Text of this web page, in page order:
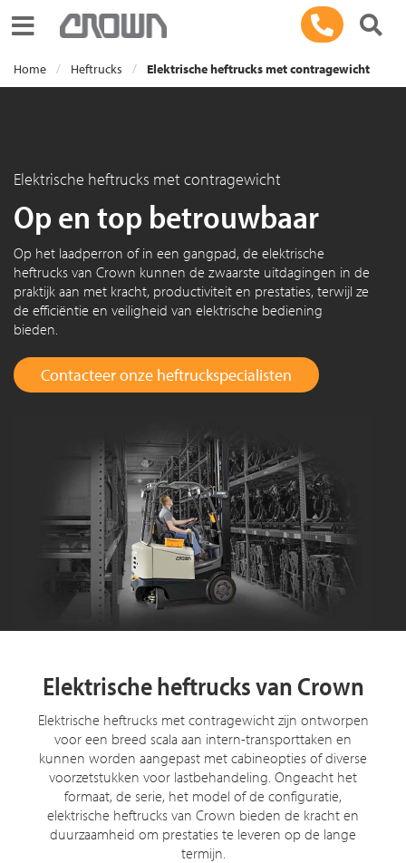
Toggle navigation
Home Heftrucks Elektrische heftrucks met contragewicht
Elektrische heftrucks met contragewicht
Op en top betrouwbaar
Op het laadperron of in een gangpad, de elektrische
heftrucks van Crown kunnen de zwaarste uitdagingen in de
praktijk aan met kracht, productiviteit en prestaties, terwijl ze
de efficiëntie en veiligheid van elektrische bediening
bieden.
Contacteer onze heftruckspecialisten
Elektrische heftrucks van Crown
Elektrische heftrucks met contragewicht zijn ontworpen
voor een breed scala aan intern-transporttaken en
kunnen worden aangepast met cabineopties of diverse
voorzetstukken voor lastbehandeling. Ongeacht het
formaat, de serie, het model of de configuratie,
elektrische heftrucks van Crown bieden de kracht en
duurzaamheid om prestaties te leveren op de lange
termijn.